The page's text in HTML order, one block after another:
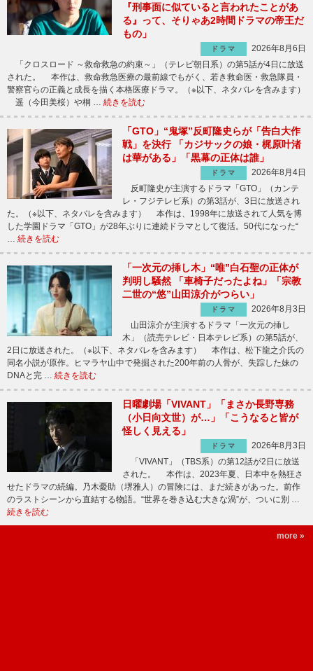
『刑事面に似ていると言われたことがあ
る』って、そりゃあ2時間ドラマの帝王だ
もの」
ドラマ
2026年8月6日
「クロスロード ～救命救急の約束～」（テレビ朝日系）の第5話が4日に放送
された。 本作は、救命救急医療の最前線でもがく、若き救命医・救急隊員・
警察官らの正義と成長を描く本格医療ドラマ。（※以下、ネタバレを含みます）
遥（今田美桜）や桐 … 続きを読む
「GTO」“鬼塚”反町隆史らが「告白大作
戦」を決行 「カジサックの娘・梶原叶渚
は華がある」「黒幕の正体は誰」
ドラマ
2026年8月4日
反町隆史が主演するドラマ「GTO」（カンテ
レ・フジテレビ系）の第3話が、3日に放送され
た。（※以下、ネタバレを含みます） 本作は、1998年に放送されて人気を博
した学園ドラマ「GTO」が28年ぶりに連続ドラマとして復活。50代になった“
続きを読む
「一次元の挿し木」“唯”白石聖の正体が
判明し騒然 「車椅子だったよね」「宗教
二世の“悠”山田涼介がつらい」
ドラマ
2026年8月3日
山田涼介が主演するドラマ「一次元の挿し
木」（読売テレビ・日本テレビ系）の第5話が、
2日に放送された。（※以下、ネタバレを含みます） 本作は、松下龍之介氏の
同名小説が原作。ヒマラヤ山中で発掘された200年前の人骨が、失踪した妹の
DNAと完 … 続きを読む
日曜劇場「VIVANT」「まさか長野専務
（小日向文世）が…」「こうなると皆が
怪しく見える」
ドラマ
2026年8月3日
「VIVANT」（TBS系）の第12話が2日に放送
された。 本作は、2023年夏、日本中を熱狂さ
せたドラマの続編。乃木憂助（堺雅人）の冒険には、まだ続きがあった。前作
のラストシーンから直結する物語。“世界を巻き込む大きな渦”が、ついに別 …
続きを読む
more »